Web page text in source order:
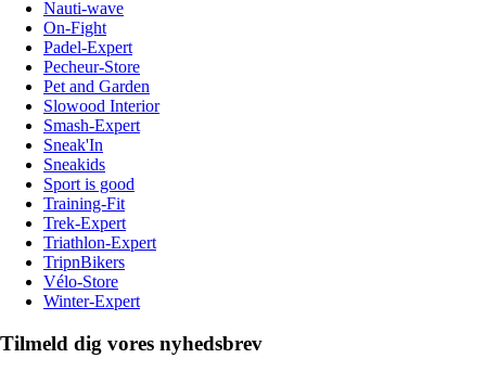
Nauti-wave
On-Fight
Padel-Expert
Pecheur-Store
Pet and Garden
Slowood Interior
Smash-Expert
Sneak'In
Sneakids
Sport is good
Training-Fit
Trek-Expert
Triathlon-Expert
TripnBikers
Vélo-Store
Winter-Expert
Tilmeld dig vores nyhedsbrev